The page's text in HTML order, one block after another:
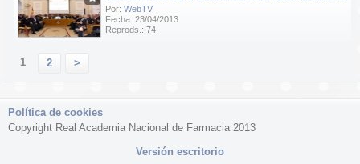
Por: WebTV
Fecha: 23/04/2013
Reprods.: 74
1 2 >
Política de cookies
Copyright Real Academia Nacional de Farmacia 2013
Versión escritorio